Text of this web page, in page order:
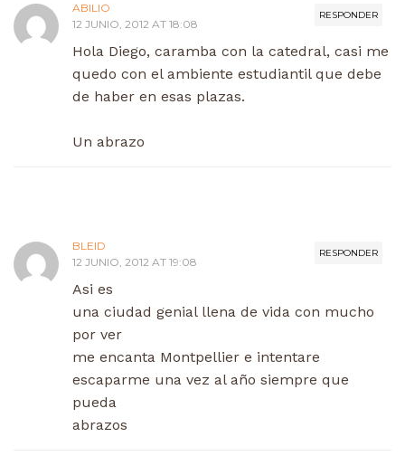
RESPONDER
ABILIO
12 JUNIO, 2012 AT 18:08
Hola Diego, caramba con la catedral, casi me
quedo con el ambiente estudiantil que debe
de haber en esas plazas.
Un abrazo
RESPONDER
BLEID
12 JUNIO, 2012 AT 19:08
Asi es
una ciudad genial llena de vida con mucho
por ver
me encanta Montpellier e intentare
escaparme una vez al año siempre que
pueda
abrazos